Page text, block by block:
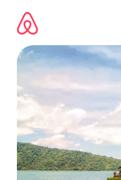
directement
contenu